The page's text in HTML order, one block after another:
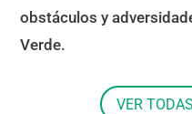
obstáculos y
Verde.
VER